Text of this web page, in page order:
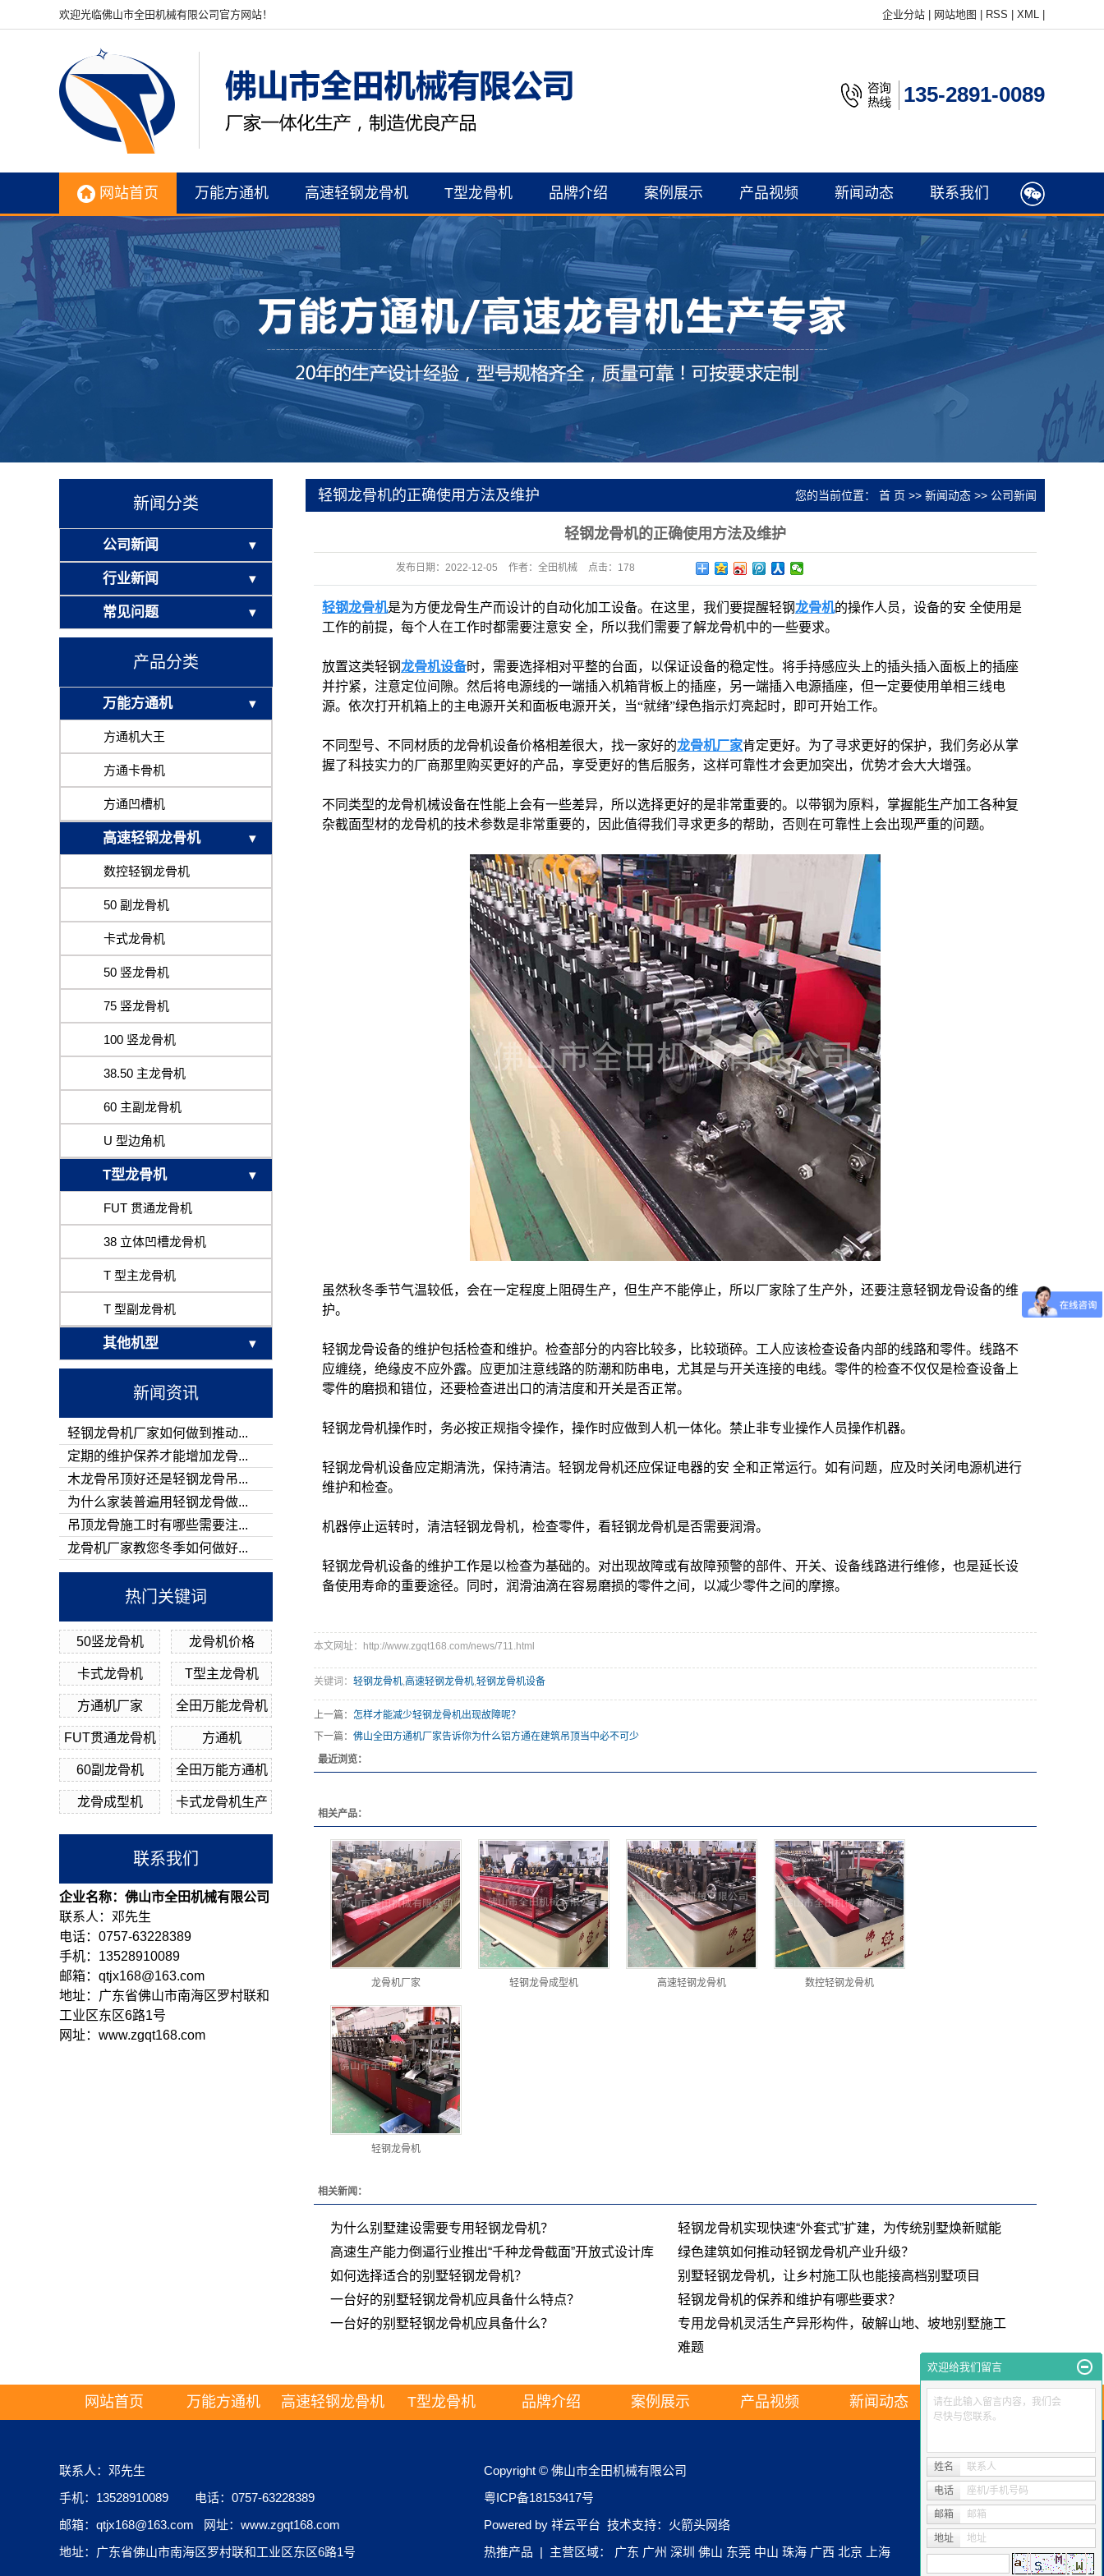
欢迎光临佛山市全田机械有限公司官方网站！ 企业分站 网站地图 RSS XML
135-2891-0089
网站首页 万能方通机 高速轻钢龙骨机 T型龙骨机 品牌介绍
公司简介
资质证书
联系我们
案例展示
案例展示
产品视频 新闻动态
公司新闻
行业新闻
常见问题
联系我们
新闻分类
公司新闻
行业新闻
常见问题
产品分类
万能方通机
方通机大王
方通卡骨机
方通凹槽机
高速轻钢龙骨机
数控轻钢龙骨机
50 副龙骨机
卡式龙骨机
50 竖龙骨机
75 竖龙骨机
100 竖龙骨机
38.50 主龙骨机
60 主副龙骨机
U 型边角机
T型龙骨机
FUT 贯通龙骨机
38 立体凹槽龙骨机
T 型主龙骨机
T 型副龙骨机
其他机型
新闻资讯
轻钢龙骨机厂家如何做到推动...
定期的维护保养才能增加龙骨...
木龙骨吊顶好还是轻钢龙骨吊...
为什么家装普遍用轻钢龙骨做...
吊顶龙骨施工时有哪些需要注...
龙骨机厂家教您冬季如何做好...
热门关键词
50竖龙骨机 龙骨机价格
卡式龙骨机 T型主龙骨机
方通机厂家 全田万能龙骨机
FUT贯通龙骨机 方通机
60副龙骨机 全田万能方通机
龙骨成型机 卡式龙骨机生产
联系我们
企业名称：佛山市全田机械有限公司
联系人：邓先生
电话：0757-63228389
手机：13528910089
邮箱：qtjx168@163.com
地址：广东省佛山市南海区罗村联和
工业区东区6路1号
网址：www.zgqt168.com
轻钢龙骨机的正确使用方法及维护 您的当前位置： 首 页 >> 新闻动态 >> 公司新闻
轻钢龙骨机的正确使用方法及维护
发布日期： 2022-12-05 作者： 全田机械 点击： 178
轻钢龙骨机是为方便龙骨生产而设计的自动化加工设备。在这里，我们要提醒轻钢龙骨机的操作人员，设备的安 全使用是
工作的前提，每个人在工作时都需要注意安 全，所以我们需要了解龙骨机中的一些要求。
放置这类轻钢龙骨机设备时，需要选择相对平整的台面，以保证设备的稳定性。将手持感应头上的插头插入面板上的插座
并拧紧，注意定位间隙。然后将电源线的一端插入机箱背板上的插座，另一端插入电源插座，但一定要使用单相三线电
源。依次打开机箱上的主电源开关和面板电源开关，当“就绪”绿色指示灯亮起时，即可开始工作。
不同型号、不同材质的龙骨机设备价格相差很大，找一家好的龙骨机厂家肯定更好。为了寻求更好的保护，我们务必从掌
握了科技实力的厂商那里购买更好的产品，享受更好的售后服务，这样可靠性才会更加突出，优势才会大大增强。
不同类型的龙骨机械设备在性能上会有一些差异，所以选择更好的是非常重要的。以带钢为原料，掌握能生产加工各种复
杂截面型材的龙骨机的技术参数是非常重要的，因此值得我们寻求更多的帮助，否则在可靠性上会出现严重的问题。
虽然秋冬季节气温较低，会在一定程度上阻碍生产，但生产不能停止，所以厂家除了生产外，还要注意轻钢龙骨设备的维
护。
轻钢龙骨设备的维护包括检查和维护。检查部分的内容比较多，比较琐碎。工人应该检查设备内部的线路和零件。线路不
应缠绕，绝缘皮不应外露。应更加注意线路的防潮和防串电，尤其是与开关连接的电线。零件的检查不仅仅是检查设备上
零件的磨损和错位，还要检查进出口的清洁度和开关是否正常。
轻钢龙骨机操作时，务必按正规指令操作，操作时应做到人机一体化。禁止非专业操作人员操作机器。
轻钢龙骨机设备应定期清洗，保持清洁。轻钢龙骨机还应保证电器的安 全和正常运行。如有问题，应及时关闭电源机进行
维护和检查。
机器停止运转时，清洁轻钢龙骨机，检查零件，看轻钢龙骨机是否需要润滑。
轻钢龙骨机设备的维护工作是以检查为基础的。对出现故障或有故障预警的部件、开关、设备线路进行维修，也是延长设
备使用寿命的重要途径。同时，润滑油滴在容易磨损的零件之间，以减少零件之间的摩擦。
本文网址：http://www.zgqt168.com/news/711.html
关键词： 轻钢龙骨机,高速轻钢龙骨机,轻钢龙骨机设备
上一篇： 怎样才能减少轻钢龙骨机出现故障呢？
下一篇： 佛山全田方通机厂家告诉你为什么铝方通在建筑吊顶当中必不可少
最近浏览：
相关产品：
龙骨机厂家 轻钢龙骨成型机 高速轻钢龙骨机 数控轻钢龙骨机
轻钢龙骨机
相关新闻：
为什么别墅建设需要专用轻钢龙骨机？
轻钢龙骨机实现快速“外套式”扩建，为传统别墅焕新赋能
高速生产能力倒逼行业推出“千种龙骨截面”开放式设计库
绿色建筑如何推动轻钢龙骨机产业升级？
如何选择适合的别墅轻钢龙骨机？
别墅轻钢龙骨机，让乡村施工队也能接高档别墅项目
一台好的别墅轻钢龙骨机应具备什么特点？
轻钢龙骨机的保养和维护有哪些要求？
一台好的别墅轻钢龙骨机应具备什么？
专用龙骨机灵活生产异形构件，破解山地、坡地别墅施工
难题
网站首页 万能方通机 高速轻钢龙骨机 T型龙骨机 品牌介绍 案例展示 产品视频 新闻动态 联系我们
联系人：邓先生
手机：13528910089 电话：0757-63228389
邮箱：qtjx168@163.com 网址：www.zgqt168.com
地址：广东省佛山市南海区罗村联和工业区东区6路1号
Copyright © 佛山市全田机械有限公司
粤ICP备18153417号
Powered by 祥云平台 技术支持： 火箭头网络
热推产品 | 主营区域： 广东 广州 深圳 佛山 东莞 中山 珠海 广西 北京 上海
欢迎给我们留言
请在此输入留言内容，我们会
尽快与您联系。
姓名 联系人
电话 座机/手机号码
邮箱 邮箱
地址 地址